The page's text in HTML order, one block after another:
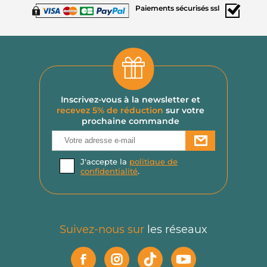
Paiementssécurisés ssl
Inscrivez-vous à la newsletter et
recevez 5% de réduction sur votre
prochaine commande
J'accepte la politique de
confidentialité.
Suivez-nous sur les réseaux